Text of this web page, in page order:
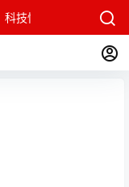
科技快讯 智能科技问